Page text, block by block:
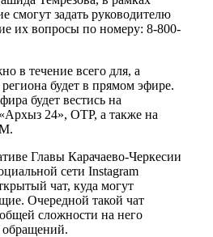
смогут задать руководителю
их вопросы по номеру: 8-800-
в течение всего для, а
будет в прямом эфире.
будет вестись на
24», ОТР, а также на
Главы Карачаево-Черкесии
сети Instagram
чат, куда могут
Очередной такой чат
сложности на него
обращений.